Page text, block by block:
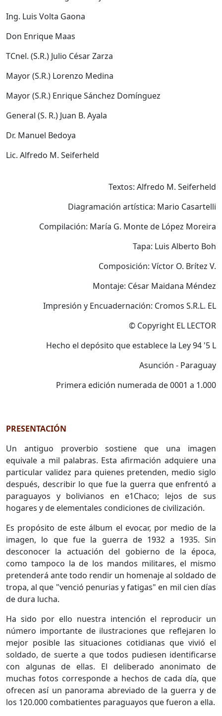
Ing. Luis Volta Gaona
Don Enrique Maas
TCnel. (S.R.) Julio César Zarza
Mayor (S.R.) Lorenzo Medina
Mayor (S.R.) Enrique Sánchez Domínguez
General (S. R.) Juan B. Ayala
Dr. Manuel Bedoya
Lic. Alfredo M. Seiferheld
Textos: Alfredo M. Seiferheld
Diagramación artística: Mario Casartelli
Compilación: María G. Monte de López Moreira
Tapa: Luis Alberto Boh
Composición: Víctor O. Brítez V.
Montaje: César Maidana Méndez
Impresión y Encuadernación: Cromos S.R.L. EL
© Copyright EL LECTOR
Hecho el depósito que establece la Ley 94 '5 L
Asunción - Paraguay
Primera edición numerada de 0001 a 1.000
PRESENTACIÓN
Un antiguo proverbio sostiene que una ima­gen
equivale a mil palabras. Esta afirma­ción adquiere una
particular validez para quienes pretenden, medio siglo
después, des­cribir lo que fue la guerra que enfrentó a
pa­raguayos y bolivianos en e1Chaco; lejos de sus
hogares y de elementales condiciones de civi­lización.
Es propósito de este álbum el evocar, por medio de la
imagen, lo que fue la guerra de 1932 a 1935. Sin
desconocer la actuación del gobierno de la época,
como tampoco la de los mandos militares, el mismo
pretenderá ante todo rendir un homenaje al soldado de
tropa, al que "venció penurias y fatigas" en mil cien días
de dura lucha.
Ha sido por ello nuestra intención el repro­ducir un
número importante de ilustraciones que reflejaren lo
mejor posible las situaciones cotidianas que vivió el
soldado, de suerte a que todos pudiesen identificarse
con algunas de ellas. El deliberado anonimato de
muchas fotos corresponde a hechos de cada día, que
ofrecen así un panorama abreviado de la gue­rra y de
los 120.000 combatientes paraguayos que fueron a ella.